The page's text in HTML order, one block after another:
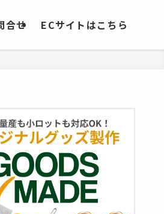
合せ ECサイトはこちら